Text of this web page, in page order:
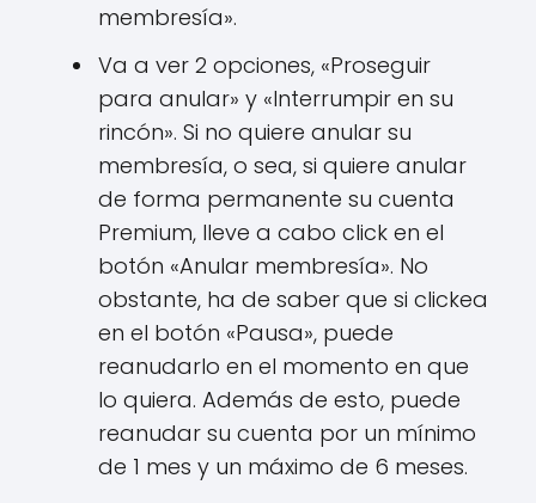
membresía».
Va a ver 2 opciones, «Proseguir
para anular» y «Interrumpir en su
rincón». Si no quiere anular su
membresía, o sea, si quiere anular
de forma permanente su cuenta
Premium, lleve a cabo click en el
botón «Anular membresía». No
obstante, ha de saber que si clickea
en el botón «Pausa», puede
reanudarlo en el momento en que
lo quiera. Además de esto, puede
reanudar su cuenta por un mínimo
de 1 mes y un máximo de 6 meses.